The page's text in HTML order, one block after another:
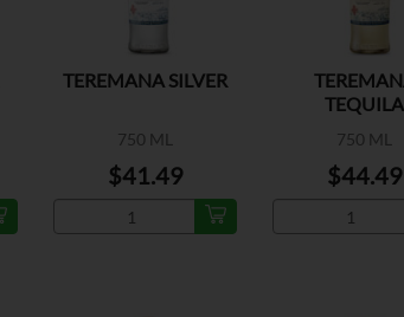
TEREMANA SILVER
750 ML
$41.49
TEQUILA
750 ML
$44.49